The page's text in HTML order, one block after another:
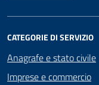
CATEGORIE DI SERVIZIO
Anagrafe e stato civile
Imprese e commercio